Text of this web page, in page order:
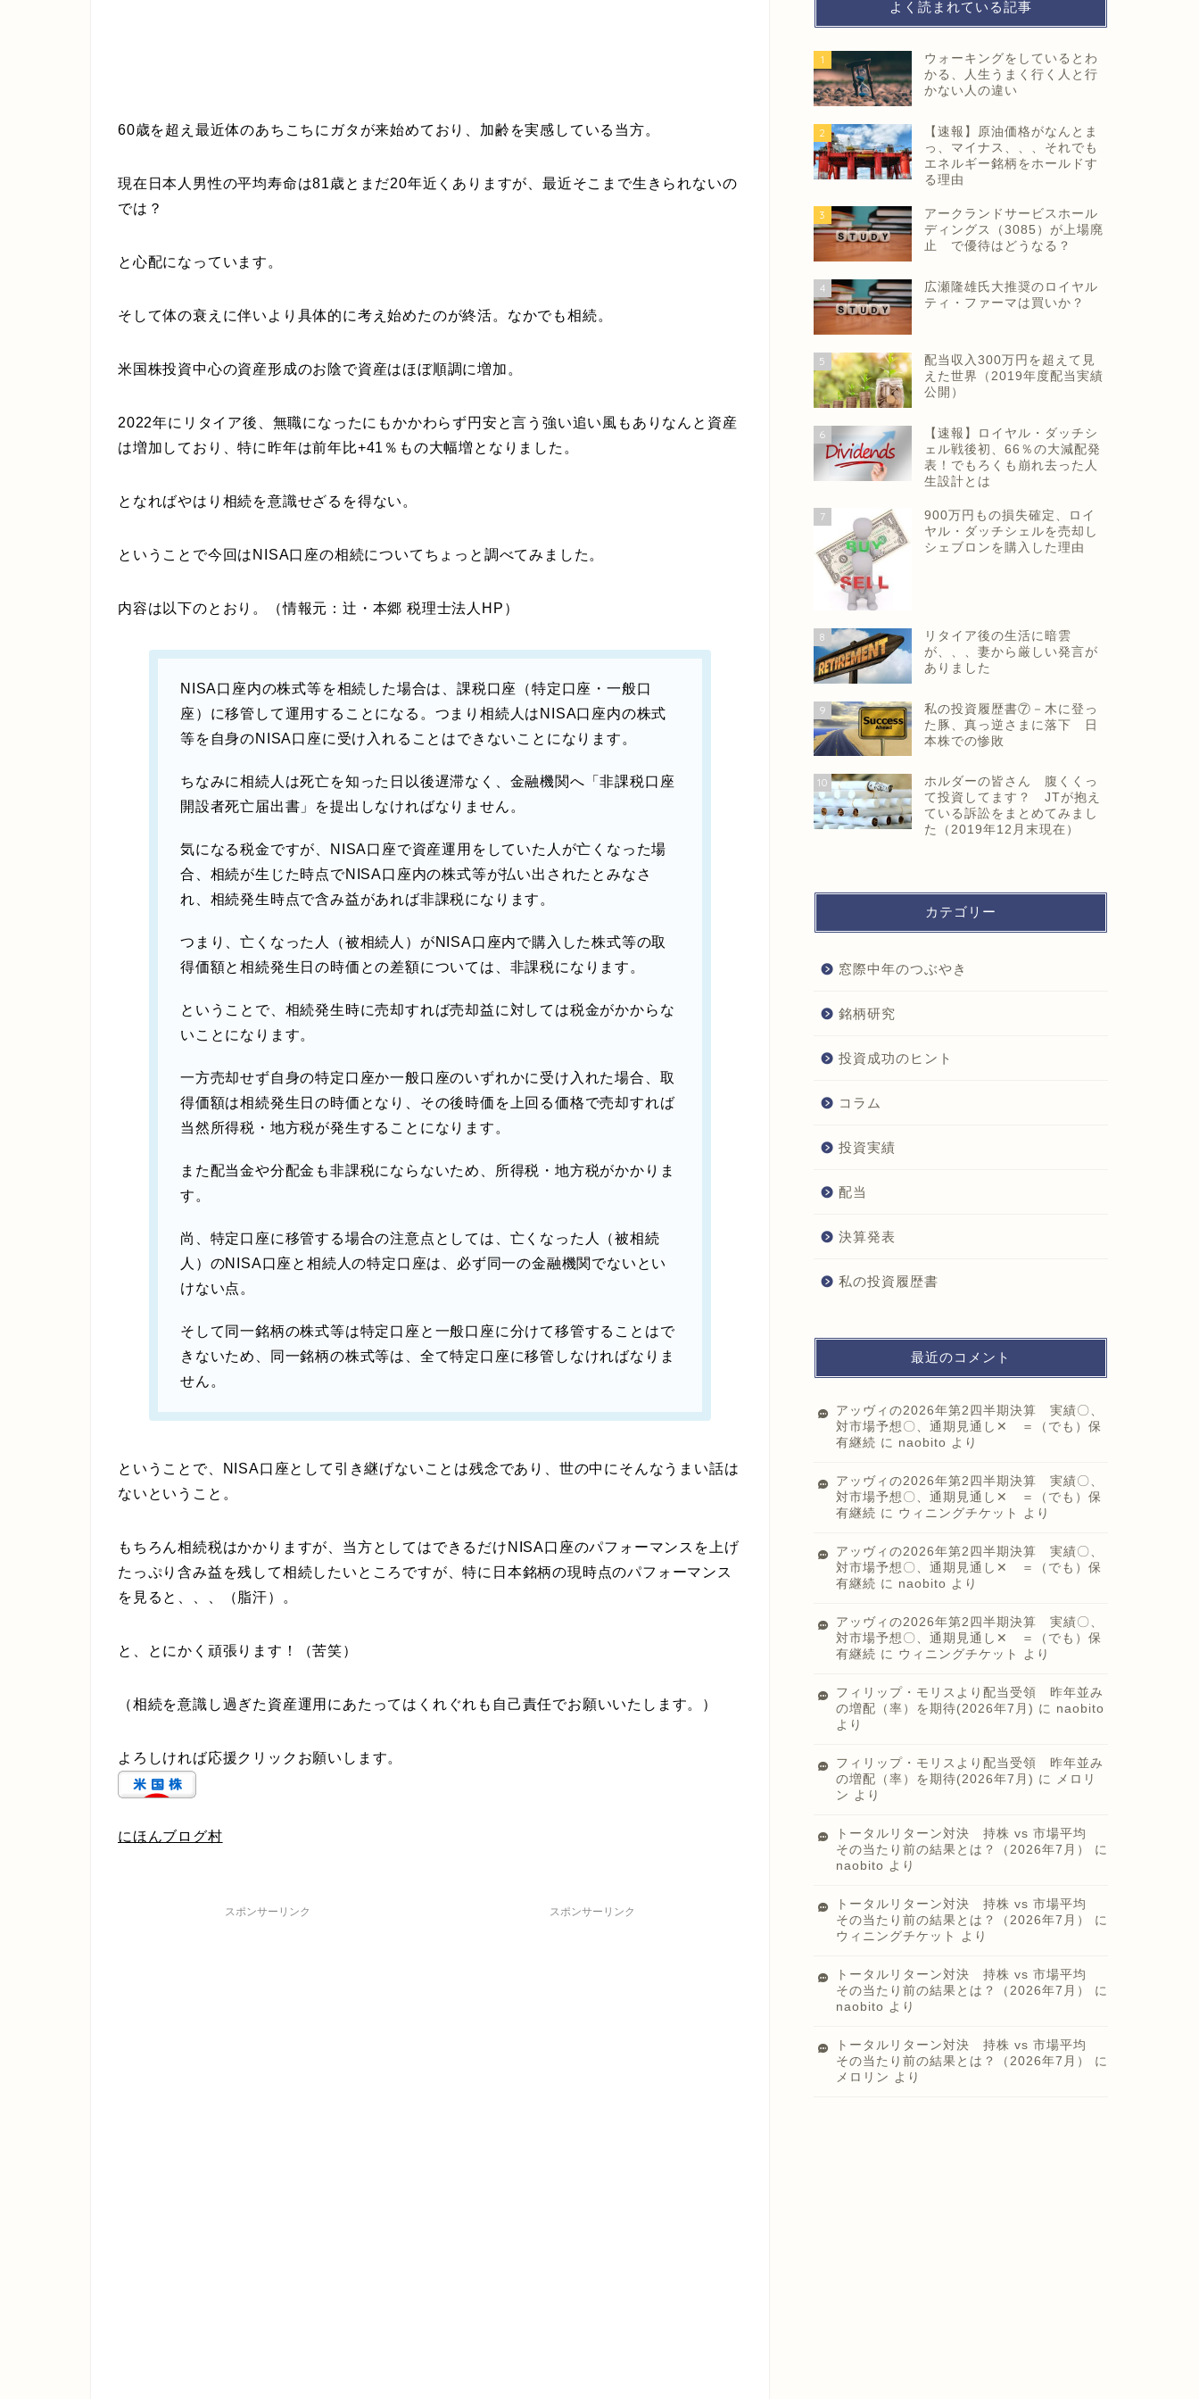
60歳を超え最近体のあちこちにガタが来始めており、加齢を実感している当方。
現在日本人男性の平均寿命は81歳とまだ20年近くありますが、最近そこまで生きられないの
では？
と心配になっています。
そして体の衰えに伴いより具体的に考え始めたのが終活。なかでも相続。
米国株投資中心の資産形成のお陰で資産はほぼ順調に増加。
2022年にリタイア後、無職になったにもかかわらず円安と言う強い追い風もありなんと資産
は増加しており、特に昨年は前年比+41％もの大幅増となりました。
となればやはり相続を意識せざるを得ない。
ということで今回はNISA口座の相続についてちょっと調べてみました。
内容は以下のとおり。（情報元：辻・本郷 税理士法人HP）
NISA口座内の株式等を相続した場合は、課税口座（特定口座・一般口
座）に移管して運用することになる。 つまり 相続人はNISA口座内の株式
等を自身のNISA口座に受け入れることはできない ことになります。
ちなみに相続人は死亡を知った日以後遅滞なく、金融機関へ「非課税口座
開設者死亡届出書」を提出しなければなりません。
気になる税金ですが、NISA口座で資産運用をしていた人が亡くなった場
合、相続が生じた時点でNISA口座内の株式等が払い出されたとみなさ
れ、相続発生時点で含み益があれば非課税になります。
つまり、亡くなった人（被相続人）がNISA口座内で購入した株式等の取
得価額と相続発生日の時価との差額については、非課税になります。
ということで、 相続発生時に売却すれば売却益に対しては税金がかからな
い ことになります。
一方売却せず自身の特定口座か一般口座のいずれかに受け入れた場合、取
得価額は相続発生日の時価となり、その後時価を上回る価格で売却すれば
当然所得税・地方税が発生することになります。
また配当金や分配金も非課税にならないため、所得税・地方税がかかりま
す。
尚、特定口座に移管する場合の注意点としては、亡くなった人（被相続
人）のNISA口座と相続人の特定口座は、必ず同一の金融機関でないとい
けない点。
そして同一銘柄の株式等は特定口座と一般口座に分けて移管することはで
きないため、同一銘柄の株式等は、全て特定口座に移管しなければなりま
せん。
ということで、NISA口座として引き継げないことは残念であり、世の中にそんなうまい話は
ないということ。
もちろん相続税はかかりますが、当方としてはできるだけNISA口座のパフォーマンスを上げ
たっぷり含み益を残して相続したいところですが、特に日本銘柄の現時点のパフォーマンス
を見ると、、、（脂汗）。
と、とにかく頑張ります！（苦笑）
（相続を意識し過ぎた資産運用にあたってはくれぐれも自己責任でお願いいたします。）
よろしければ応援クリックお願いします。
にほんブログ村
スポンサーリンク スポンサーリンク
よく読まれている記事
1
ウォーキングをしているとわ
かる、人生うまく行く人と行
かない人の違い
2
【速報】原油価格がなんとま
っ、マイナス、、、それでも
エネルギー銘柄をホールドす
る理由
3
アークランドサービスホール
ディングス（3085）が上場廃
止 で優待はどうなる？
4
広瀬隆雄氏大推奨のロイヤル
ティ・ファーマは買いか？
5
配当収入300万円を超えて見
えた世界（2019年度配当実績
公開）
6
【速報】ロイヤル・ダッチシ
ェル戦後初、66％の大減配発
表！でもろくも崩れ去った人
生設計とは
7
900万円もの損失確定、ロイ
ヤル・ダッチシェルを売却し
シェブロンを購入した理由
8
リタイア後の生活に暗雲
が、、、妻から厳しい発言が
ありました
9
私の投資履歴書⑦－木に登っ
た豚、真っ逆さまに落下 日
本株での惨敗
10
ホルダーの皆さん 腹くくっ
て投資してます？ JTが抱え
ている訴訟をまとめてみまし
た（2019年12月末現在）
カテゴリー
窓際中年のつぶやき
銘柄研究
投資成功のヒント
コラム
投資実績
配当
決算発表
私の投資履歴書
最近のコメント
アッヴィの2026年第2四半期決算 実績〇、
対市場予想〇、通期見通し✕ ＝（でも）保
有継続 に naobito より
アッヴィの2026年第2四半期決算 実績〇、
対市場予想〇、通期見通し✕ ＝（でも）保
有継続 に ウィニングチケット より
アッヴィの2026年第2四半期決算 実績〇、
対市場予想〇、通期見通し✕ ＝（でも）保
有継続 に naobito より
アッヴィの2026年第2四半期決算 実績〇、
対市場予想〇、通期見通し✕ ＝（でも）保
有継続 に ウィニングチケット より
フィリップ・モリスより配当受領 昨年並み
の増配（率）を期待(2026年7月) に naobito
より
フィリップ・モリスより配当受領 昨年並み
の増配（率）を期待(2026年7月) に メロリ
ン より
トータルリターン対決 持株 vs 市場平均
その当たり前の結果とは？（2026年7月）
に
naobito より
トータルリターン対決 持株 vs 市場平均
その当たり前の結果とは？（2026年7月）
に
ウィニングチケット
より
トータルリターン対決 持株 vs 市場平均
その当たり前の結果とは？（2026年7月）
に
naobito より
トータルリターン対決 持株 vs 市場平均
その当たり前の結果とは？（2026年7月）
に
メロリン より